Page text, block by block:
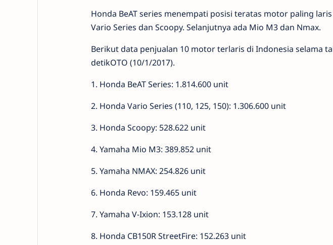
Honda BeAT series menempati posisi teratas motor paling
Vario Series dan Scoopy. Selanjutnya ada Mio M3 dan Nmax.
Berikut data penjualan 10 motor terlaris di Indonesia selama
detikOTO (10/1/2017).
1. Honda BeAT Series: 1.814.600 unit
2. Honda Vario Series (110, 125, 150): 1.306.600 unit
3. Honda Scoopy: 528.622 unit
4. Yamaha Mio M3: 389.852 unit
5. Yamaha NMAX: 254.826 unit
6. Honda Revo: 159.465 unit
7. Yamaha V-Ixion: 153.128 unit
8. Honda CB150R StreetFire: 152.263 unit